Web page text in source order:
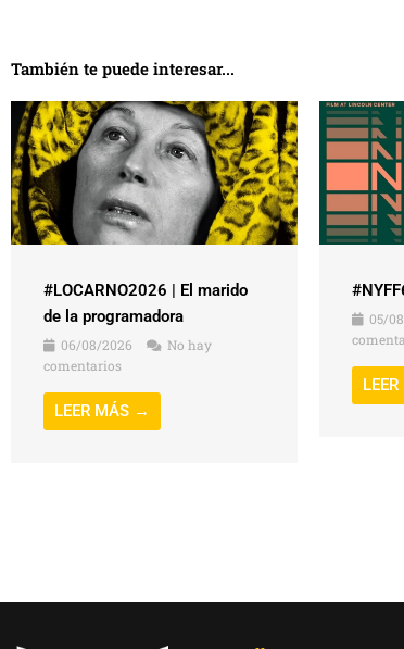
También te puede interesar...
#LOCARNO2026 | El marido
de la programadora
06/08/2026
No hay
comentarios
LEER MÁS →
05/